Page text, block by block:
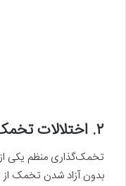
۲. اختلالات تخمک‌گذاری
تخمک‌گذاری منظم یکی از
بدون آزاد شدن تخمک از